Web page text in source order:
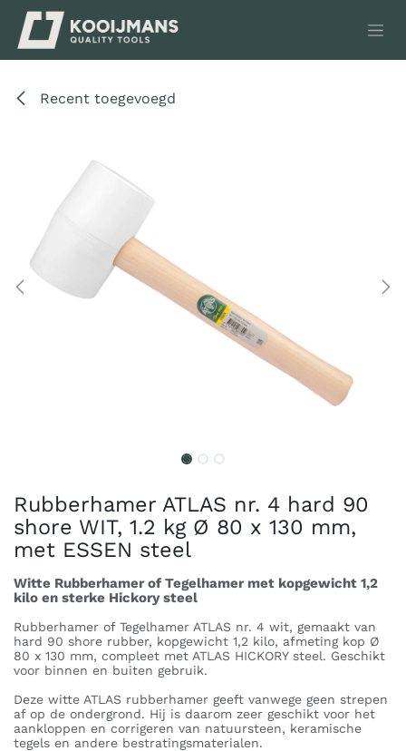
Overslaan naar inhoud
Recent toegevoegd
Rubberhamer ATLAS nr. 4 hard 90
shore WIT, 1.2 kg Ø 80 x 130 mm,
met ESSEN steel
Witte Rubberhamer of Tegelhamer met kopgewicht 1,2
kilo en sterke Hickory steel
Rubberhamer of Tegelhamer ATLAS nr. 4 wit, gemaakt van
hard 90 shore rubber, kopgewicht 1,2 kilo, afmeting kop Ø
80 x 130 mm, compleet met ATLAS HICKORY steel. Geschikt
voor binnen en buiten gebruik.
Deze witte ATLAS rubberhamer geeft vanwege geen strepen
af op de ondergrond. Hij is daarom zeer geschikt voor het
aankloppen en corrigeren van natuursteen, keramische
tegels en andere bestratingsmaterialen.